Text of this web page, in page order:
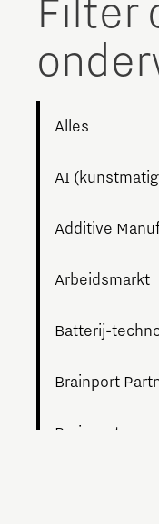
The Gate voor
Hoe bescherm
Brainport
Filter
Alles
AI
Additive
Arbeidsmarkt
Batterij-
Brainport
Brainport voor